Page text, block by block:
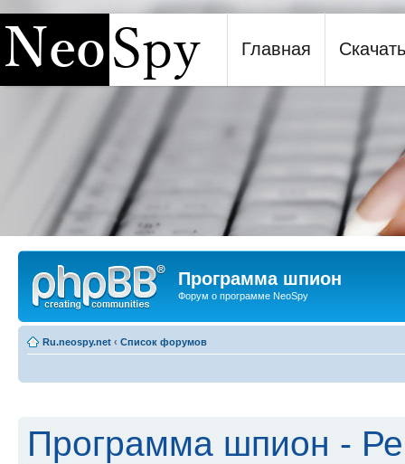
Программа шпион NeoSpy
Главная Скачать
Программа шпион
Форум о программе NeoSpy
Ru.neospy.net ‹ Список форумов
Программа шпион -